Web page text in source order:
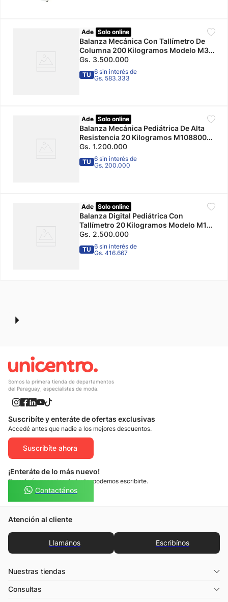
Ade Solo online
Balanza Mecánica Con Tallímetro De
Columna 200 Kilogramos Modelo M31
Ade
Gs. 3.500.000
TU 6 sin interés de
Gs. 583.333
Ade Solo online
Balanza Mecánica Pediátrica De Alta
Resistencia 20 Kilogramos M108800
Ade
Gs. 1.200.000
TU 6 sin interés de
Gs. 200.000
Ade Solo online
Balanza Digital Pediátrica Con
Tallímetro 20 Kilogramos Modelo M118
Ade
Gs. 2.500.000
TU 6 sin interés de
Gs. 416.667
Somos la primera tienda de departamentos
del Paraguay, especialistas de moda.
Suscribíte y enteráte de ofertas exclusivas
Accedé antes que nadie a los mejores descuentos.
Suscribíte ahora
¡Enteráte de lo más nuevo!
Si preferís mensajes de texto, podemos escribirte.
Contactános
Atención al cliente
Llamános Escribínos
Nuestras tiendas
Consultas